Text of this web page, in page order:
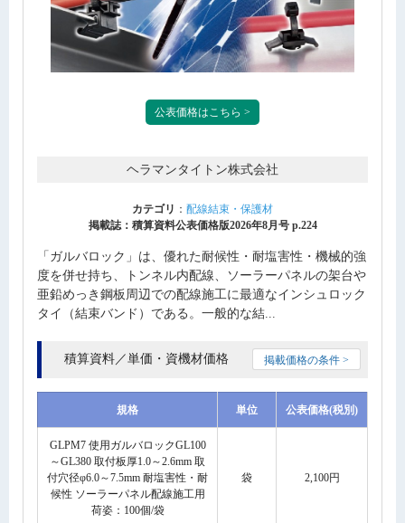
公表価格はこちら >
ヘラマンタイトン株式会社
カテゴリ ： 配線結束・保護材
掲載誌：積算資料公表価格版2026年8月号 p.224
「ガルバロック」は、優れた耐候性・耐塩害性・機械的強
度を併せ持ち、トンネル内配線、ソーラーパネルの架台や
亜鉛めっき鋼板周辺での配線施工に最適なインシュロック
タイ（結束バンド）である。一般的な結...
積算資料／単価・資機材価格 掲載価格の条件 >
規格 単位 公表価格(税別)
GLPM7 使用ガルバロックGL100
～GL380 取付板厚1.0～2.6mm 取
付穴径φ6.0～7.5mm 耐塩害性・耐
候性 ソーラーパネル配線施工用
荷姿：100個/袋
袋 2,100円